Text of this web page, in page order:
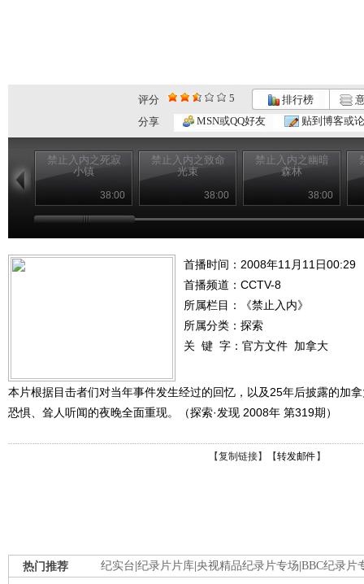
评分 5 排行榜
分享
MSN或QQ好友 贴到博客或
禁止入内之死寂
小镇
38:00
禁止入内之致命
光束
38:00
禁止入内之幽暗
森林
38:00
首播时间：2008年11月11日00:29
首播频道： CCTV-8
所属栏目：
《禁止入内》
所属分类：探索
关 键 字： 官方文件 加拿大
本片根据目击者们对当年事件发生经过的回忆，以及25年后披露的加
恐惧、耸人听闻的夜晚全面重现。（探索·发现 2008年 第319期）
【复制链接】【转发邮件 】
纪实台 纪录片片库 央视精品纪录片专场 BBC纪录片
热门推荐